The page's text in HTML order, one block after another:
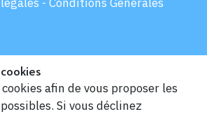
afin de vous proposer les
Si vous déclinez